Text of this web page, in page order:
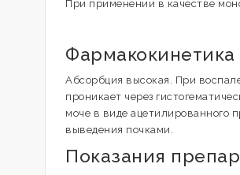
При применении в качестве
Фармакокинетика
Абсорбция высокая. При
проникает через
моче в виде ацетилированного
выведения почками.
Показания